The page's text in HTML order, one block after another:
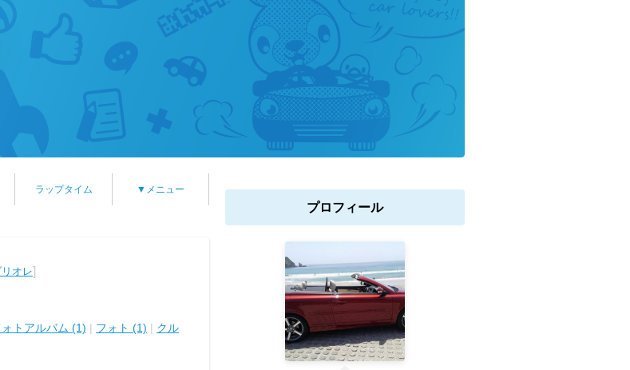
ラップタイム ▼メニュー
オレ]
ォトアルバム (1) | フォト (1) | クル
プロフィール